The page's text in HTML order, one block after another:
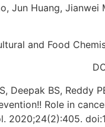
Jun Huang, Jianwei
and Food
Deepak BS, Reddy
Role in
2020;24(2):405.